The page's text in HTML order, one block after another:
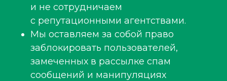
и не сотрудничаем
с репутационными агентствами.
Мы оставляем за собой право
заблокировать пользователей,
замеченных в рассылке спам
сообщений и манипуляциях